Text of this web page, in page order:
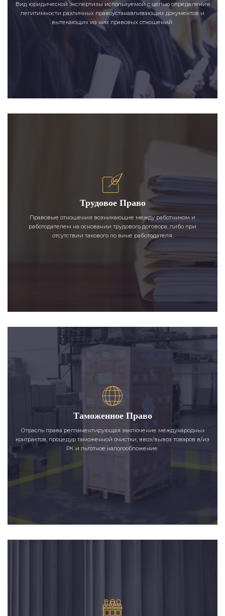
Вид юридической экспертизы используемой с целью определения
легитимности различных правоустанавливающих документов и
вытекающих из них правовых отношений.
Трудовое Право
Правовые отношения возникающие между работником и
работодателем на основании трудового договора, либо при
отсутствии такового по вине работодателя.
Таможенное Право
Отрасль права регламентирующая заключение международных
контрактов, процедур таможенной очистки, ввоз/вывоз товаров в/из
РК и льготное налогообложение.